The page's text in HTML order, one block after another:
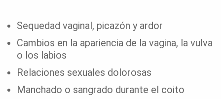
Sequedad vaginal, picazón y ardor
Cambios en la apariencia de la vagina, la vulva
o los labios
Relaciones sexuales dolorosas
Manchado o sangrado durante el coito